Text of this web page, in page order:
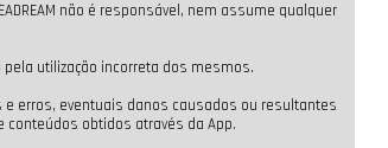
não é responsável, nem assume qualquer
utilização incorreta dos mesmos.
e erros, eventuais danos causados ou resultantes
conteúdos obtidos através da App.